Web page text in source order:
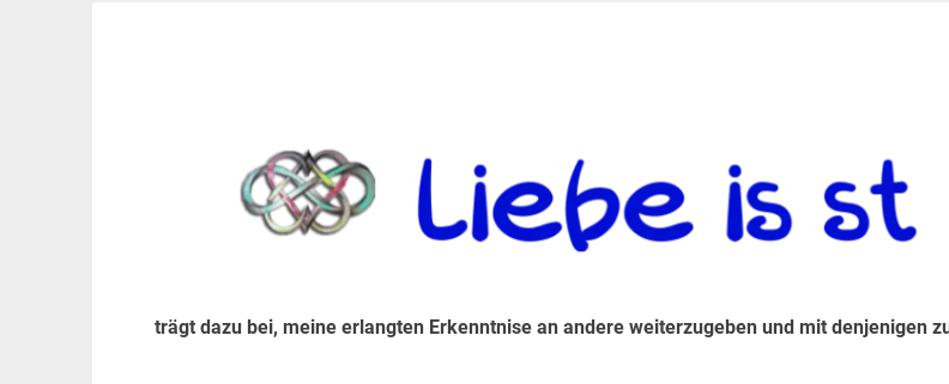
trägt dazu bei, meine erlangten Erkenntnise an andere weiterzugeben und mit denjenigen